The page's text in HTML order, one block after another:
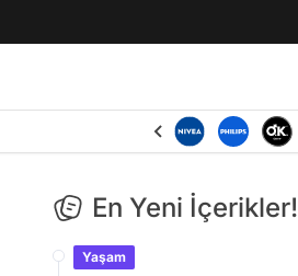
En Yeni İçerikler!
Yaşam